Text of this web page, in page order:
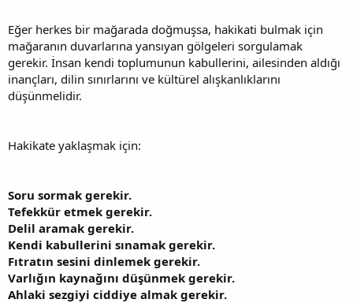
Eğer herkes bir mağarada doğmuşsa, hakikati bulmak için
mağaranın duvarlarına yansıyan gölgeleri sorgulamak
gerekir. İnsan kendi toplumunun kabullerini, ailesinden aldığı
inançları, dilin sınırlarını ve kültürel alışkanlıklarını
düşünmelidir.
Hakikate yaklaşmak için:
Soru sormak gerekir.
Tefekkür etmek gerekir.
Delil aramak gerekir.
Kendi kabullerini sınamak gerekir.
Fıtratın sesini dinlemek gerekir.
Varlığın kaynağını düşünmek gerekir.
Ahlaki sezgiyi ciddiye almak gerekir.